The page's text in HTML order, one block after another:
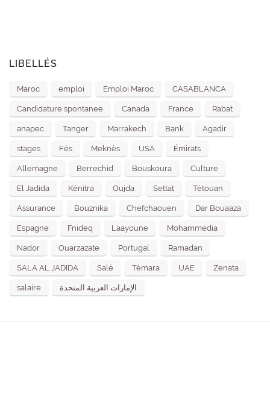
LIBELLÉS
Maroc emploi Emploi Maroc CASABLANCA
Candidature spontanee Canada France Rabat
anapec Tanger Marrakech Bank Agadir
stages Fès Meknès USA Émirats
Allemagne Berrechid Bouskoura Culture
El Jadida Kénitra Oujda Settat Tétouan
Assurance Bouznika Chefchaouen Dar Bouaaza
Espagne Fnideq Laayoune Mohammedia
Nador Ouarzazate Portugal Ramadan
SALA AL JADIDA Salé Témara UAE Zenata
salaire الإمارات العربية المتحدة